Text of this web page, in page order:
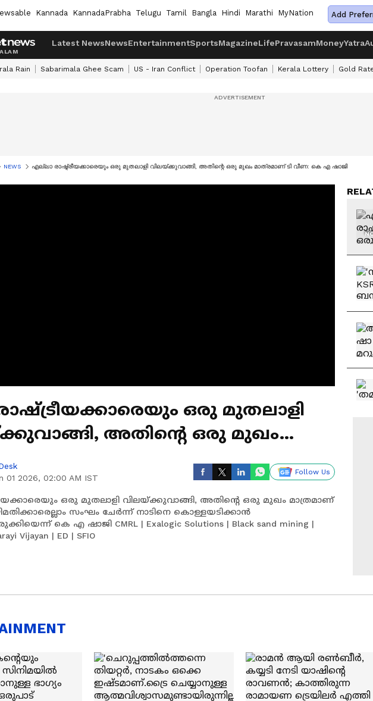
Kannada KannadaPrabha Telugu Tamil Bangla Hindi Marathi MyNation Add
Latest NewsNewsEntertainmentSportsMagazineLifePravasamMoneyYatra
Rain Sabarimala Ghee Scam US - Iran Conflict Operation Toofan Kerala Lottery Gold
NEWS എല്ലാ രാഷ്ട്രീയക്കാരെയും ഒരു മുതലാളി വിലയ്‍ക്കുവാങ്ങി, അതിന്റെ ഒരു മുഖം മാത്രമാണ് ടി വീണ: കെ എ ഷാജി
ഒരു മുതലാളി
അതിന്റെ ഒരു മുഖം
01 2026, 02:00 AM IST
Follow Us
ഒരു മുതലാളി വിലയ്‍ക്കുവാങ്ങി, അതിന്റെ ഒരു മുഖം മാത്രമാണ്
സംഘം ചേർന്ന് നാടിനെ കൊള്ളയടിക്കാൻ
കെ എ ഷാജി CMRL | Exalogic Solutions | Black sand mining |
Vijayan | ED | SFIO